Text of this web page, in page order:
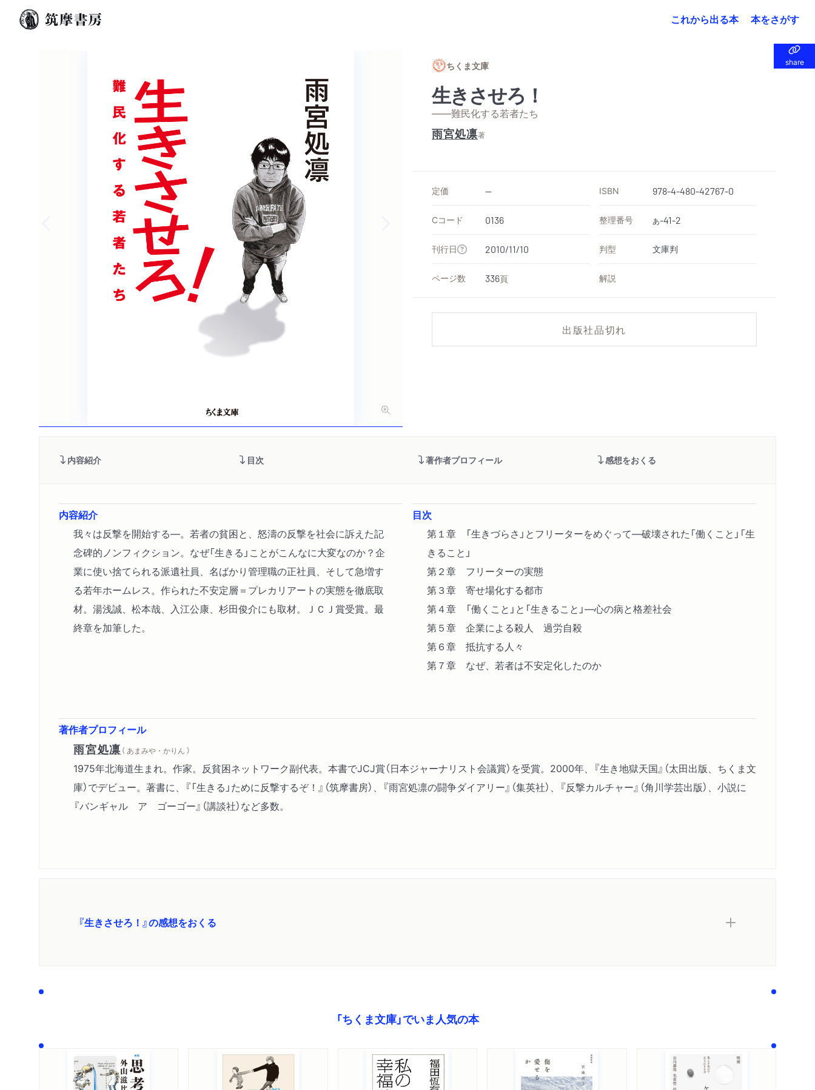
これから出る本 本をさがす
share
share
ちくま文庫
生きさせろ！
——難民化する若者たち
雨宮処凛著
定価 -- ISBN 978-4-480-42767-0
Cコード 0136 整理番号 あ-41-2
刊行日 2010/11/10 判型 文庫判
ページ数 336頁 解説
出版社品切れ
内容紹介 目次 著作者プロフィール 感想をおくる
内容紹介
我々は反撃を開始する―。若者の貧困と、怒濤の反撃を社会に訴えた記
念碑的ノンフィクション。なぜ「生きる」ことがこんなに大変なのか？企
業に使い捨てられる派遺社員、名ばかり管理職の正社員、そして急増す
る若年ホームレス。作られた不安定層＝プレカリアートの実態を徹底取
材。湯浅誠、松本哉、入江公康、杉田俊介にも取材。ＪＣＪ賞受賞。最
終章を加筆した。
目次
第１章 「生きづらさ」とフリーターをめぐって―破壊された「働くこと」「生
きること」
第２章 フリーターの実態
第３章 寄せ場化する都市
第４章 「働くこと」と「生きること」―心の病と格差社会
第５章 企業による殺人 過労自殺
第６章 抵抗する人々
第７章 なぜ、若者は不安定化したのか
著作者プロフィール
雨宮処凛 （ あまみや・かりん ）
1975年北海道生まれ。作家。反貧困ネットワーク副代表。本書でJCJ賞（日本ジャーナリスト会議賞）を受賞。2000年、『生き地獄天国』（太田出版、ちくま文
庫）でデビュー。著書に、『「生きる」ために反撃するぞ！』（筑摩書房）、『雨宮処凛の闘争ダイアリー』（集英社）、『反撃カルチャー』（角川学芸出版）、小説に
『バンギャル ア ゴーゴー』（講談社）など多数。
『生きさせろ！』の感想をおくる
「ちくま文庫」でいま人気の本